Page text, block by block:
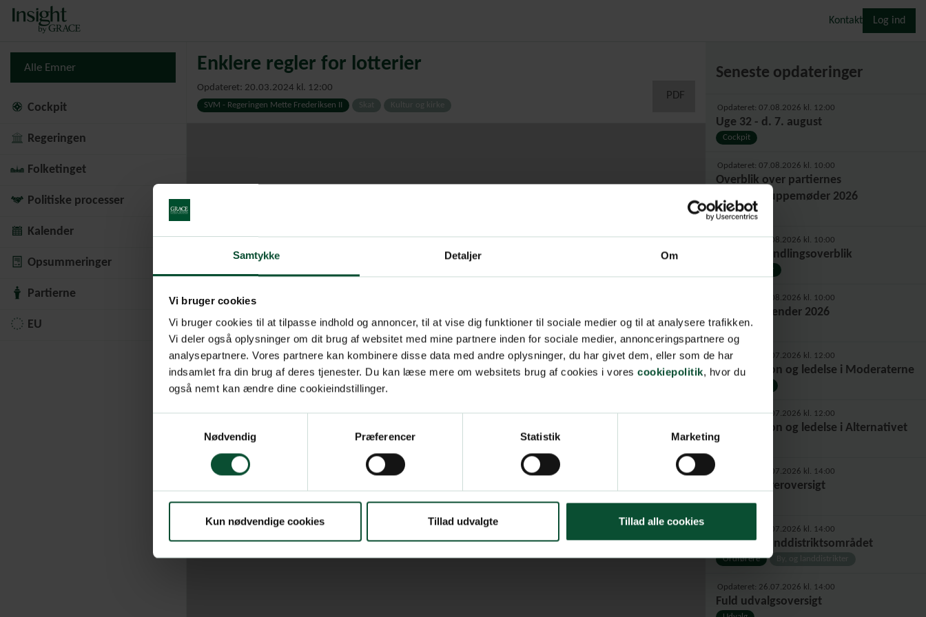
Samtykke Detaljer Om
Vi bruger cookies
Vi bruger cookies til at tilpasse indhold og annoncer, til at vise dig funktioner til sociale medier og til at analysere trafikken.
Vi deler også oplysninger om dit brug af websitet med mine partnere inden for sociale medier, annonceringspartnere og
analysepartnere. Vores partnere kan kombinere disse data med andre oplysninger, du har givet dem, eller som de har
indsamlet fra din brug af deres tjenester. Du kan læse mere om websitets brug af cookies i vores cookiepolitik, hvor du
også nemt kan ændre dine cookieindstillinger.
Nødvendig
Præferencer Statistik Marketing
Kun nødvendige cookies Tillad udvalgte Tillad alle cookies
Kontakt Log ind
Alle Emner
Cockpit
Regeringen
Folketinget
Politiske processer
Kalender
Opsummeringer
Partierne
EU
Enklere regler for lotterier
Opdateret: 20.03.2024 kl. 12:00
SVM - Regeringen Mette Frederiksen II Skat Kultur og kirke
PDF
Seneste opdateringer
Opdateret: 07.08.2026 kl. 12:00
Uge 32 - d. 7. august
Cockpit
Opdateret: 07.08.2026 kl. 10:00
Overblik over partiernes
sommergruppemøder 2026
Partierne
Opdateret: 06.08.2026 kl. 10:00
Fuldt forhandlingsoverblik
Forhandlinger
Opdateret: 06.08.2026 kl. 10:00
Politisk kalender 2026
Kalender
Opdateret: 30.07.2026 kl. 12:00
Organisation og ledelse i Moderaterne
Opdateret: 30.07.2026 kl. 12:00
Organisation og ledelse i Alternativet
Opdateret: 26.07.2026 kl. 14:00
Fuld ordføreroversigt
Ordførere
Opdateret: 26.07.2026 kl. 14:00
Byer- og Landdistriktsområdet
Ordførere By, og landdistrikter
Opdateret: 26.07.2026 kl. 14:00
Fuld udvalgsoversigt